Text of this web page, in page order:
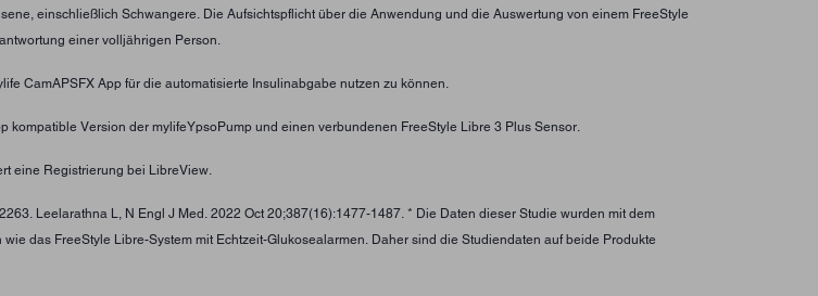
einschließlich Schwangere. Die Aufsichtspflicht über die Anwendung und die Auswertung von einem FreeStyle
einer volljährigen Person.
CamAPSFX App für die automatisierte Insulinabgabe nutzen zu können.
kompatible Version der mylifeYpsoPump und einen verbundenen FreeStyle Libre 3 Plus Sensor.
eine Registrierung bei LibreView.
Leelarathna L, N Engl J Med. 2022 Oct 20;387(16):1477-1487. * Die Daten dieser Studie wurden mit dem
das FreeStyle Libre-System mit Echtzeit-Glukosealarmen. Daher sind die Studiendaten auf beide Produkte